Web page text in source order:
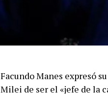
Facundo Manes expresó
Milei de ser el «jefe de la